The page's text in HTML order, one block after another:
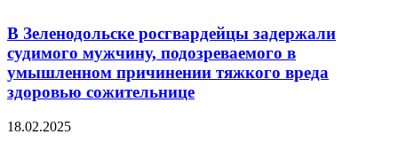
В Зеленодольске росгвардейцы задержали
судимого мужчину, подозреваемого в
умышленном причинении тяжкого вреда
здоровью сожительнице
18.02.2025